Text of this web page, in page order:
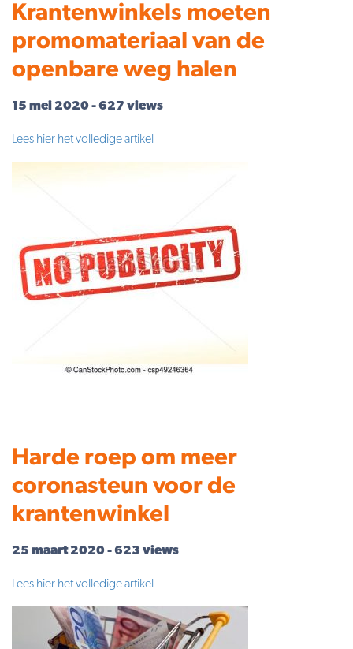
Krantenwinkels moeten
promomateriaal van de
openbare weg halen
15 mei 2020 - 627 views
Lees hier het volledige artikel
Harde roep om meer
coronasteun voor de
krantenwinkel
25 maart 2020 - 623 views
Lees hier het volledige artikel